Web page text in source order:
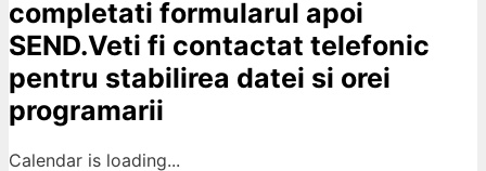
completati formularul apoi
SEND.Veti fi contactat telefonic
pentru stabilirea datei si orei
programarii
Calendar is loading...